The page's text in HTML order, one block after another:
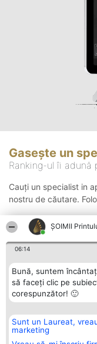
ŞOIMII
06:14
Bună, suntem
să faceți clic pe
corespunzător! 🙂
Sunt un Laureat,
marketing
Gasește un
Ranking-ul îi
Cauți un specialist in
nostru de căutare.
Organizator Ranking
BRIGHT SOLUTIONS BR SRL
Aleea Timisul De Sus 2 Bl. A30